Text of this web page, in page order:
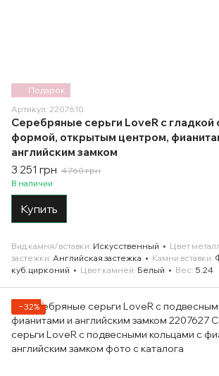
Подарок
Артикул: 2207610
Серебряные серьги LoveR с гладкой
формой, открытым центром,
английским замком
3 251 грн 4 760 грн
В наличии
Купить
Вид камня/вставки Искусственный Цвет
застежки Английская застежка Камни вставки
куб.цирконий
Цвет камней Белый Вес 5.24
−32%